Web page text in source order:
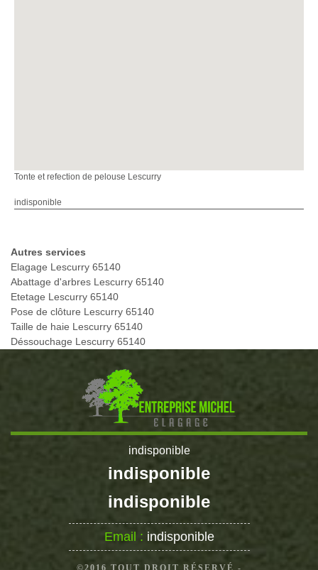
Tonte et refection de pelouse Lescurry
indisponible
Autres services
Elagage Lescurry 65140
Abattage d'arbres Lescurry 65140
Etetage Lescurry 65140
Pose de clôture Lescurry 65140
Taille de haie Lescurry 65140
Déssouchage Lescurry 65140
indisponible
indisponible
indisponible
Email : indisponible